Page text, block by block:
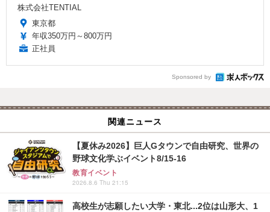
株式会社TENTIAL
東京都
年収350万円～800万円
正社員
Sponsored by
関連ニュース
【夏休み2026】巨人Gタウンで自由研究、世界の
野球文化学ぶイベント8/15-16
教育イベント
2026.8.6 Thu 21:15
高校生が志願したい大学・東北...2位は山形大、1